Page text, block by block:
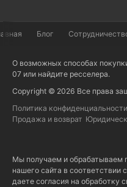
Блог
О возможных способах
07 или найдите ресселера.
Copyright © 2026 Все права
Политика конфиденциальности
Продажа и возврат
Мы получаем и обрабатываем
нашего сайта в соответствии с
даете согласия на обработку